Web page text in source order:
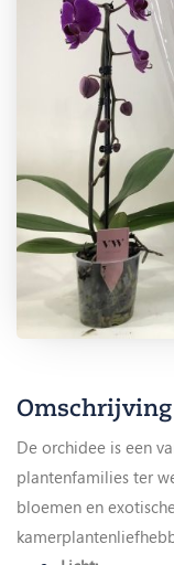
Omschrijving
De orchidee is een
plantenfamilies ter
bloemen en